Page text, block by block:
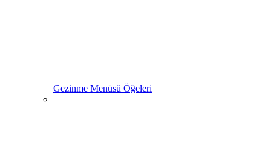
Gezinme Menüsü Öğeleri